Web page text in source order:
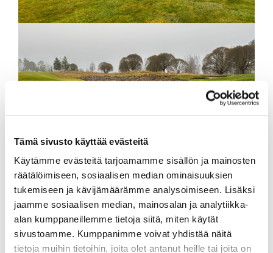
Tämä sivusto käyttää evästeitä
Käytämme evästeitä tarjoamamme sisällön ja mainosten
räätälöimiseen, sosiaalisen median ominaisuuksien
tukemiseen ja kävijämäärämme analysoimiseen. Lisäksi
jaamme sosiaalisen median, mainosalan ja analytiikka-
alan kumppaneillemme tietoja siitä, miten käytät
sivustoamme. Kumppanimme voivat yhdistää näitä
tietoja muihin tietoihin, joita olet antanut heille tai joita on
Kenttäarkkitehdin käynnillä havaittiin, että väylän 11
alueella on poikettu alkuperäisestä suunnitelmasta.
Alue tullaan korjaamaan suunnitelman mukaiseksi